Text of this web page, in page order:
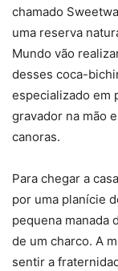
chamado
uma reserva
Mundo vão
desses coca-
especializado em
gravador na mão
canoras.
Para chegar a
por uma planície
pequena manada
de um charco. A
sentir a